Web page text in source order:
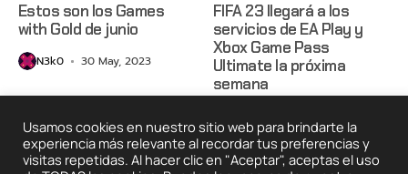
Estos son los Games
with Gold de junio
N3k0 30 May, 2023
FIFA 23 llegará a los
servicios de EA Play y
Xbox Game Pass
Ultimate la próxima
semana
Usamos cookies en nuestro sitio web para brindarte la
experiencia más relevante al recordar tus preferencias y
visitas repetidas. Al hacer clic en "Aceptar", aceptas el uso